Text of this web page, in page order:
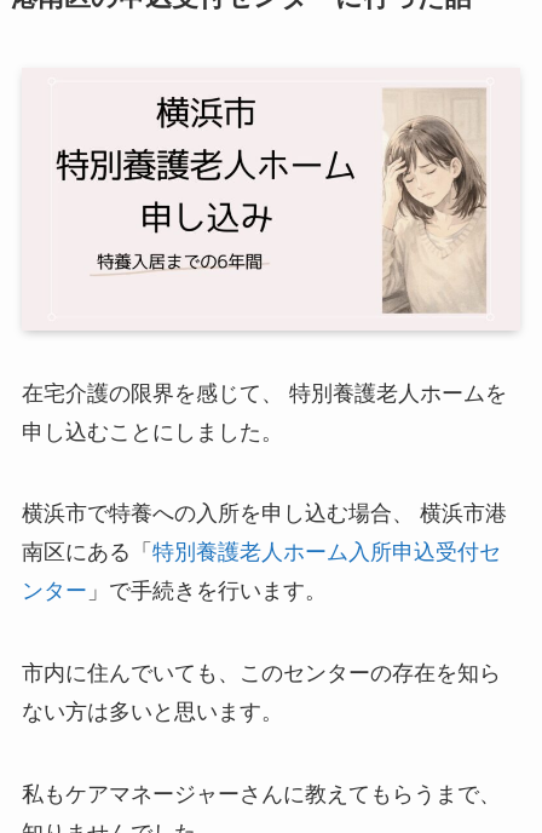
在宅介護の限界を感じて、 特別養護老人ホームを
申し込むことにしました。
横浜市で特養への入所を申し込む場合、 横浜市港
南区にある「 特別養護老人ホーム入所申込受付セ
ンター 」で手続きを行います。
市内に住んでいても、このセンターの存在を知ら
ない方は多いと思います。
私もケアマネージャーさんに教えてもらうまで、